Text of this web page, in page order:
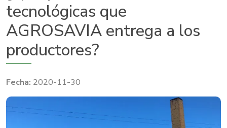
tecnológicas que
AGROSAVIA entrega a los
productores?
2020-11-30